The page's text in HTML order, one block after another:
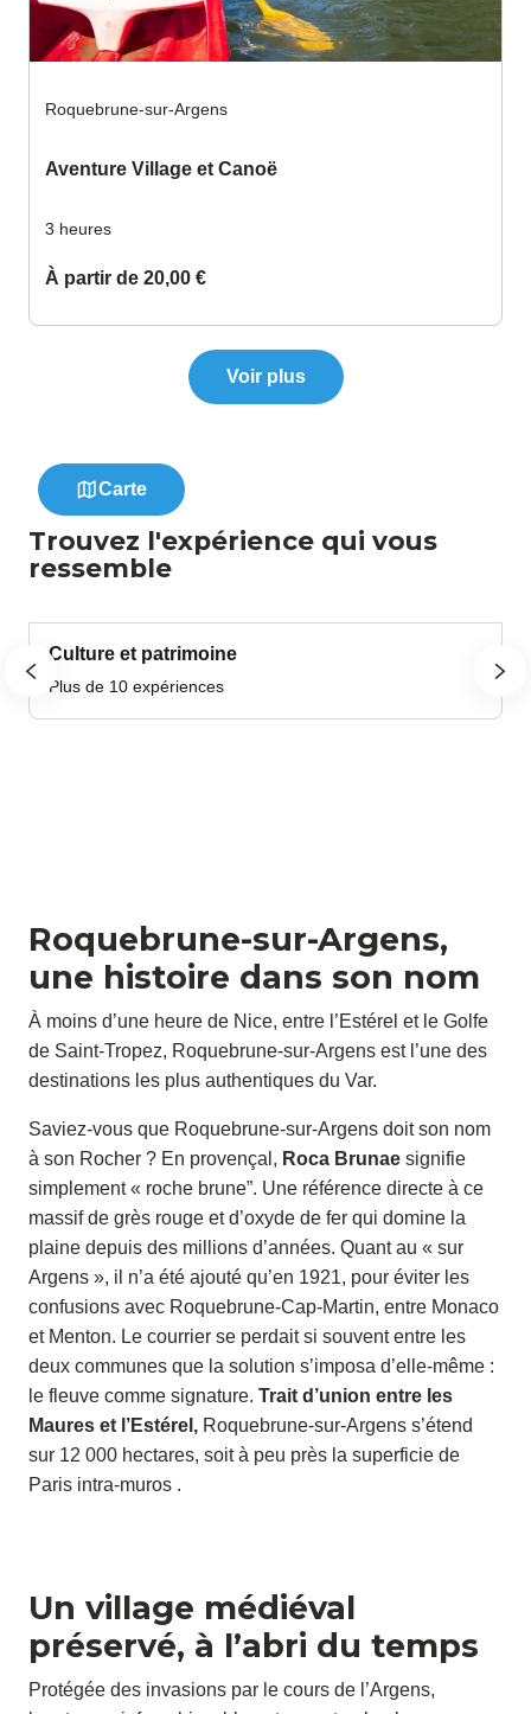
Trouvez l'expérience qui vous
ressemble
Culture et patrimoine
Plus de 10 expériences
Roquebrune-sur-Argens,
une histoire dans son nom
À moins d’une heure de Nice, entre l’Estérel et le Golfe
de Saint-Tropez, Roquebrune-sur-Argens est l’une des
destinations les plus authentiques du Var.
Saviez-vous que Roquebrune-sur-Argens doit son nom
à son Rocher ? En provençal, Roca Brunae signifie
simplement « roche brune”. Une référence directe à ce
massif de grès rouge et d’oxyde de fer qui domine la
plaine depuis des millions d’années. Quant au « sur
Argens », il n’a été ajouté qu’en 1921, pour éviter les
confusions avec Roquebrune-Cap-Martin, entre Monaco
et Menton. Le courrier se perdait si souvent entre les
deux communes que la solution s’imposa d’elle-même :
le fleuve comme signature. Trait d’union entre les
Maures et l’Estérel, Roquebrune-sur-Argens s’étend
sur 12 000 hectares, soit à peu près la superficie de
Paris intra-muros .
Un village médiéval
préservé, à l’abri du temps
Protégée des invasions par le cours de l’Argens,